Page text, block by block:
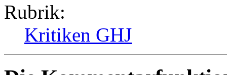
Rubrik:
Kritiken GHJ